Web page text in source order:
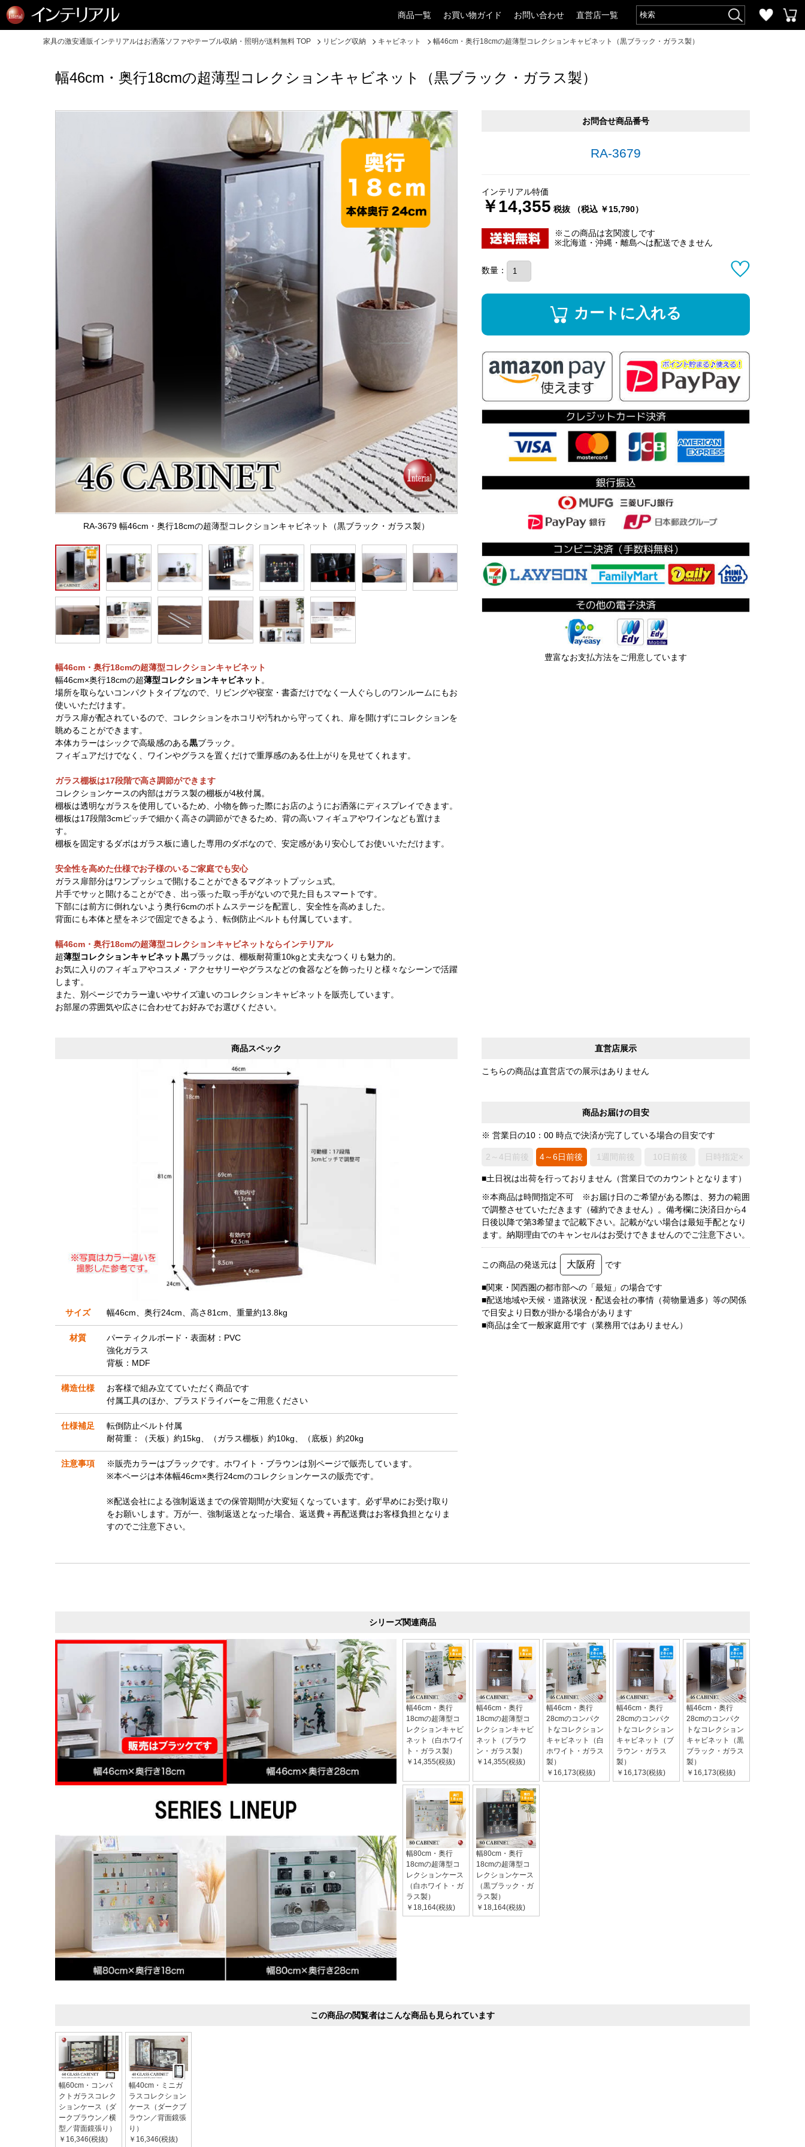
商品一覧 お買い物ガイド お問い合わせ 直営店一覧
家具の激安通販インテリアルはお洒落ソファやテーブル収納・照明が送料無料 TOP リビング収納 キャビネット 幅46cm・奥行18cmの超薄型コレクションキャビネット（黒ブラック・ガラス製）
幅46cm・奥行18cmの超薄型コレクションキャビネット（黒ブラック・ガラス製）
RA-3679 幅46cm・奥行18cmの超薄型コレクションキャビネット（黒ブラック・ガラス製）
幅46cm・奥行18cmの超薄型コレクションキャビネット
幅46cm×奥行18cmの超薄型コレクションキャビネット 。
場所を取らないコンパクトタイプなので、リビングや寝室・書斎だけでなく一人ぐらしのワンルームにもお
使いいただけます。
ガラス扉が配されているので、コレクションをホコリや汚れから守ってくれ、扉を開けずにコレクションを
眺めることができます。
本体カラーはシックで高級感のある黒ブラック。
フィギュアだけでなく、ワインやグラスを置くだけで重厚感のある仕上がりを見せてくれます。
ガラス棚板は17段階で高さ調節ができます
コレクションケースの内部はガラス製の棚板が4枚付属。
棚板は透明なガラスを使用しているため、小物を飾った際にお店のようにお洒落にディスプレイできます。
棚板は17段階3cmピッチで細かく高さの調節ができるため、背の高いフィギュアやワインなども置けま
す。
棚板を固定するダボはガラス板に適した専用のダボなので、安定感があり安心してお使いいただけます。
安全性を高めた仕様でお子様のいるご家庭でも安心
ガラス扉部分はワンプッシュで開けることができるマグネットプッシュ式。
片手でサッと開けることができ、出っ張った取っ手がないので見た目もスマートです。
下部には前方に倒れないよう奥行6cmのボトムステージを配置し、安全性を高めました。
背面にも本体と壁をネジで固定できるよう、転倒防止ベルトも付属しています。
幅46cm・奥行18cmの超薄型コレクションキャビネットならインテリアル
超薄型コレクションキャビネット黒ブラックは、棚板耐荷重10kgと丈夫なつくりも魅力的。
お気に入りのフィギュアやコスメ・アクセサリーやグラスなどの食器などを飾ったりと様々なシーンで活躍
します。
また、別ページでカラー違いやサイズ違いのコレクションキャビネットを販売しています。
お部屋の雰囲気や広さに合わせてお好みでお選びください。
お問合せ商品番号
RA-3679
インテリアル特価
￥14,355 税抜 （税込 ￥15,790）
※この商品は玄関渡しです
※北海道・沖縄・離島へは配送できません
数量：
カートに入れる
豊富なお支払方法をご用意しています
直営店展示
こちらの商品は直営店での展示はありません
商品お届けの目安
※ 営業日の10：00 時点で決済が完了している場合の目安です
2～4日前後 4～6日前後 1週間前後 10日前後 日時指定×
■土日祝は出荷を行っておりません（営業日でのカウントとなります）
※本商品は時間指定不可 ※お届け日のご希望がある際は、努力の範囲
で調整させていただきます（確約できません）。備考欄に決済日から4
日後以降で第3希望まで記載下さい。記載がない場合は最短手配となり
ます。納期理由でのキャンセルはお受けできませんのでご注意下さい。
この商品の発送元は 大阪府 です
■関東・関西圏の都市部への「最短」の場合です
■配送地域や天候・道路状況・配送会社の事情（荷物量過多）等の関係
で目安より日数が掛かる場合があります
■商品は全て一般家庭用です（業務用ではありません）
商品スペック
サイズ 幅46cm、奥行24cm、高さ81cm、重量約13.8kg
材質
パーティクルボード・表面材：PVC
強化ガラス
背板：MDF
構造仕様
お客様で組み立てていただく商品です
付属工具のほか、プラスドライバーをご用意ください
仕様補足
転倒防止ベルト付属
耐荷重：（天板）約15kg、（ガラス棚板）約10kg、（底板）約20kg
注意事項
※販売カラーはブラックです。ホワイト・ブラウンは別ページで販売しています。
※本ページは本体幅46cm×奥行24cmのコレクションケースの販売です。
※配送会社による強制返送までの保管期間が大変短くなっています。必ず早めにお受け取り
をお願いします。万が一、強制返送となった場合、返送費＋再配送費はお客様負担となりま
すのでご注意下さい。
シリーズ関連商品
幅46cm・奥行
18cmの超薄型コ
レクションキャビ
ネット（白ホワイ
ト・ガラス製）
￥14,355(税抜)
幅46cm・奥行
18cmの超薄型コ
レクションキャビ
ネット（ブラウ
ン・ガラス製）
￥14,355(税抜)
幅46cm・奥行
28cmのコンパク
トなコレクション
キャビネット（白
ホワイト・ガラス
製）
￥16,173(税抜)
幅46cm・奥行
28cmのコンパク
トなコレクション
キャビネット（ブ
ラウン・ガラス
製）
￥16,173(税抜)
幅46cm・奥行
28cmのコンパク
トなコレクション
キャビネット（黒
ブラック・ガラス
製）
￥16,173(税抜)
幅80cm・奥行
18cmの超薄型コ
レクションケース
（白ホワイト・ガ
ラス製）
￥18,164(税抜)
幅80cm・奥行
18cmの超薄型コ
レクションケース
（黒ブラック・ガ
ラス製）
￥18,164(税抜)
この商品の閲覧者はこんな商品も見られています
幅60cm・コンパ
クトガラスコレク
ションケース（ダ
ークブラウン／横
型／背面鏡張り）
￥16,346(税抜)
幅40cm・ミニガ
ラスコレクション
ケース（ダークブ
ラウン／背面鏡張
り）
￥16,346(税抜)